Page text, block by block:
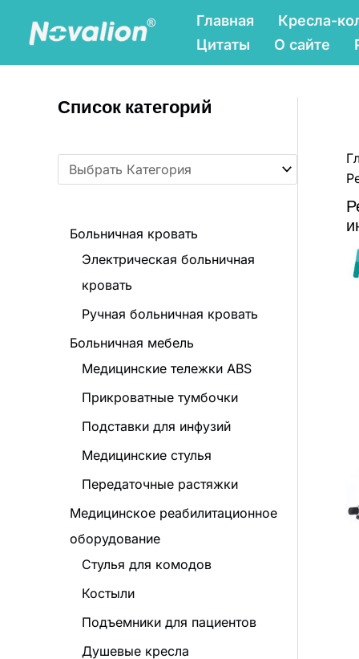
содержанию
Главная Кресла-
Цитаты
О сайте
Список категорий
а
т
г
Больничная кровать
Электрическая больничная
кровать
Ручная больничная кровать
Больничная мебель
Медицинские тележки ABS
Прикроватные тумбочки
Подставки для инфузий
Медицинские стулья
Передаточные растяжки
Медицинское реабилитационное
оборудование
Стулья для комодов
Костыли
Подъемники для пациентов
Душевые кресла